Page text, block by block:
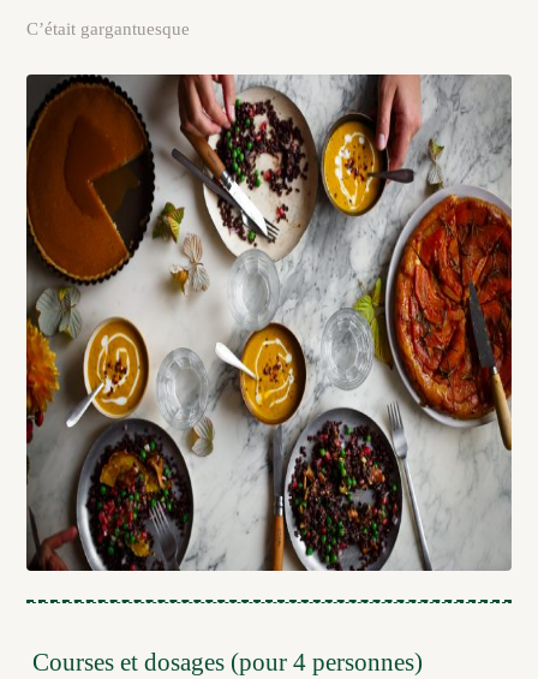
C’était gargantuesque
Courses et dosages (pour 4 personnes)